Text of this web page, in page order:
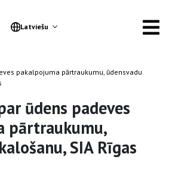
Latviešu
pakalpojuma pārtraukumu, ūdensvadu
ūdens padeves
pārtraukumu,
SIA Rīgas